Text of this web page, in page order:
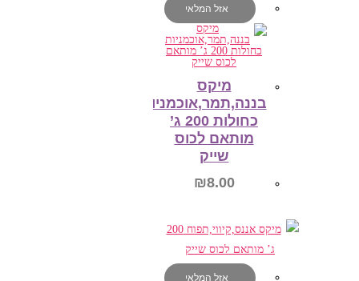
אזל המלאי
מיקס
בננה,תמר,אוכמניות
כחולות 200 ג’
מותאם לכוס
שייק
₪8.00
מידע נוסף
אזל המלאי